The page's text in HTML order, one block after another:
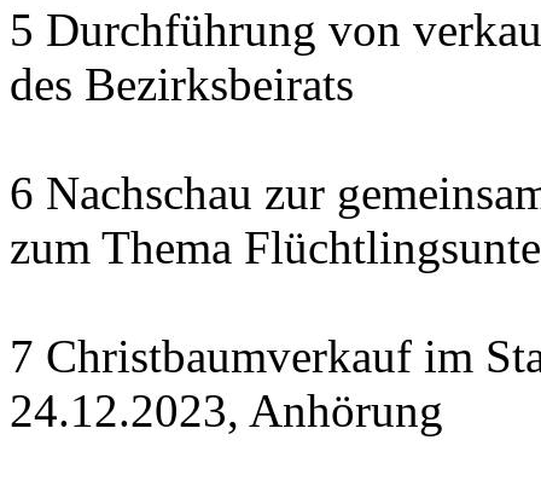
5 Durchführung von
des Bezirksbeirats
6 Nachschau zur
zum Thema
7 Christbaumverkauf im
24.12.2023, Anhörung